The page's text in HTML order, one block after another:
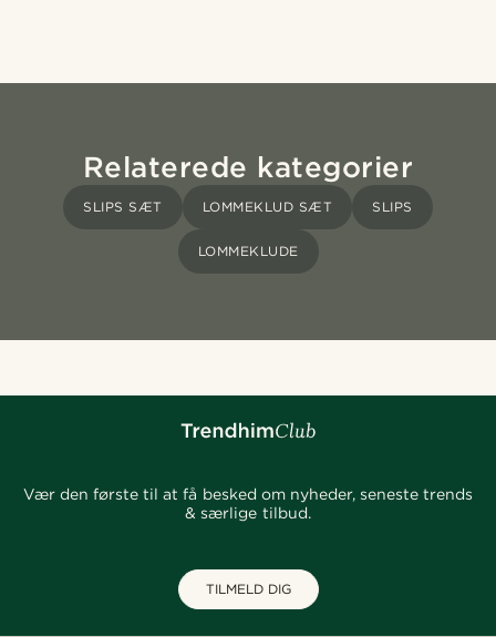
Relaterede kategorier
SLIPS SÆT LOMMEKLUD SÆT SLIPS
LOMMEKLUDE
Vær den første til at få besked om nyheder, seneste trends
& særlige tilbud.
TILMELD DIG